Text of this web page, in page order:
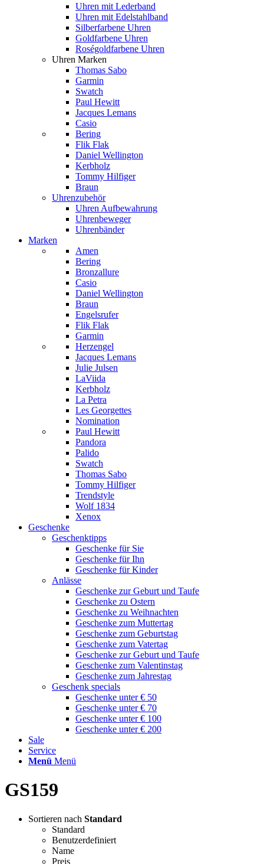
Uhren mit Lederband
Uhren mit Edelstahlband
Silberfarbene Uhren
Goldfarbene Uhren
Roségoldfarbene Uhren
Uhren Marken
Thomas Sabo
Garmin
Swatch
Paul Hewitt
Jacques Lemans
Casio
Bering
Flik Flak
Daniel Wellington
Kerbholz
Tommy Hilfiger
Braun
Uhrenzubehör
Uhren Aufbewahrung
Uhrenbeweger
Uhrenbänder
Marken
Amen
Bering
Bronzallure
Casio
Daniel Wellington
Braun
Engelsrufer
Flik Flak
Garmin
Herzengel
Jacques Lemans
Julie Julsen
LaViida
Kerbholz
La Petra
Les Georgettes
Nomination
Paul Hewitt
Pandora
Palido
Swatch
Thomas Sabo
Tommy Hilfiger
Trendstyle
Wolf 1834
Xenox
Geschenke
Geschenktipps
Geschenke für Sie
Geschenke für Ihn
Geschenke für Kinder
Anlässe
Geschenke zur Geburt und Taufe
Geschenke zu Ostern
Geschenke zu Weihnachten
Geschenke zum Muttertag
Geschenke zum Geburtstag
Geschenke zum Vatertag
Geschenke zur Geburt und Taufe
Geschenke zum Valentinstag
Geschenke zum Jahrestag
Geschenk specials
Geschenke unter € 50
Geschenke unter € 70
Geschenke unter € 100
Geschenke unter € 200
Sale
Service
Menü Menü
GS159
Sortieren nach Standard
Standard
Benutzerdefiniert
Name
Preis